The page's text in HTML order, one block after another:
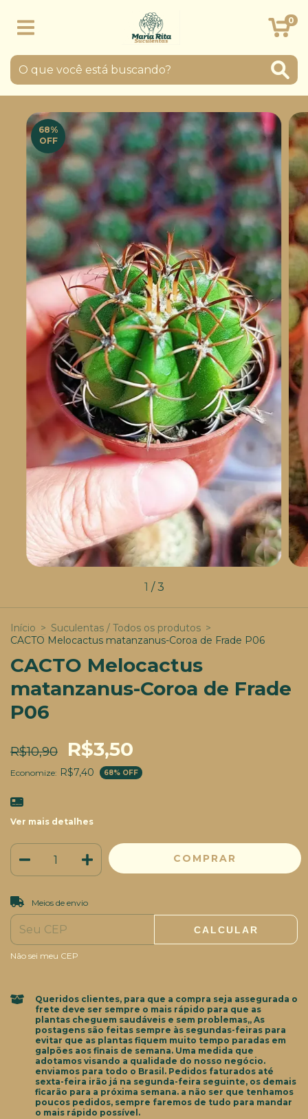
0
68%
OFF
1 /3
Início > Suculentas / Todos os produtos >
CACTO Melocactus matanzanus-Coroa de Frade P06
CACTO Melocactus
matanzanus-Coroa de Frade
P06
R$10,90 R$3,50
Economize: R$7,40 68% OFF
Ver mais detalhes
Entregas para o CEP:
Meios de envio
CALCULAR
Não sei meu CEP
Queridos clientes, para que a compra seja assegurada o
frete deve ser sempre o mais rápido para que as
plantas cheguem saudáveis e sem problemas,, As
postagens são feitas sempre às segundas-feiras para
evitar que as plantas fiquem muito tempo paradas em
galpões aos finais de semana. Uma medida que
adotamos visando a qualidade do nosso negócio.
enviamos para todo o Brasil. Pedidos faturados até
sexta-feira irão já na segunda-feira seguinte, os demais
ficarão para a próxima semana. a não ser que tenhamos
poucos pedidos, sempre faremos de tudo para mandar
o mais rápido possível.